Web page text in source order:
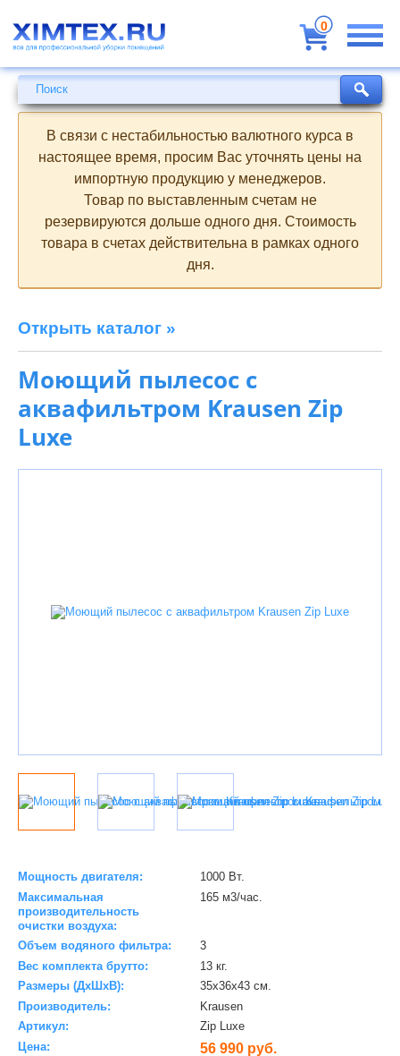
для
профессиональной
уборки
помещений
Поиск
В связи с нестабильностью валютного курса в
настоящее время, просим Вас уточнять цены на
импортную продукцию у менеджеров.
Товар по выставленным счетам не
резервируются дольше одного дня. Стоимость
товара в счетах действительна в рамках одного
дня.
Открыть каталог »
Моющий пылесос с
аквафильтром Krausen Zip
Luxe
Мощность двигателя:
1000 Вт.
Максимальная
производительность
очистки воздуха:
165 м3/час.
Объем водяного фильтра:
3
Вес комплекта брутто:
13 кг.
Размеры (ДхШхВ):
35х36х43 см.
Производитель:
Krausen
Артикул:
Zip Luxe
Цена:
56 990 руб.
Поиск
0